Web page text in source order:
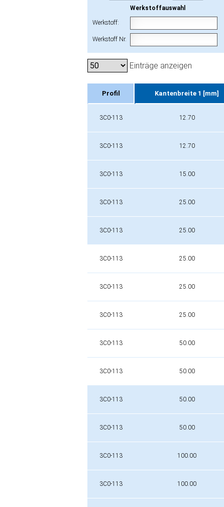
Werkstoffauswahl
Werkstoff:
Werkstoff Nr.
Einträge anzeigen
Profil Kantenbreite 1 [mm]
3C0-113 12.70
3C0-113 12.70
3C0-113 15.00
3C0-113 25.00
3C0-113 25.00
3C0-113 25.00
3C0-113 25.00
3C0-113 25.00
3C0-113 50.00
3C0-113 50.00
3C0-113 50.00
3C0-113 50.00
3C0-113 100.00
3C0-113 100.00